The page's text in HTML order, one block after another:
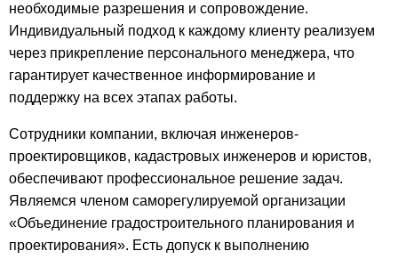
необходимые разрешения и сопровождение.
Индивидуальный подход к каждому клиенту реализуем
через прикрепление персонального менеджера, что
гарантирует качественное информирование и
поддержку на всех этапах работы.
Сотрудники компании, включая инженеров-
проектировщиков, кадастровых инженеров и юристов,
обеспечивают профессиональное решение задач.
Являемся членом саморегулируемой организации
«Объединение градостроительного планирования и
проектирования». Есть допуск к выполнению